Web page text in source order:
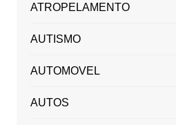
ATROPELAMENTO
AUTISMO
AUTOMOVEL
AUTOS